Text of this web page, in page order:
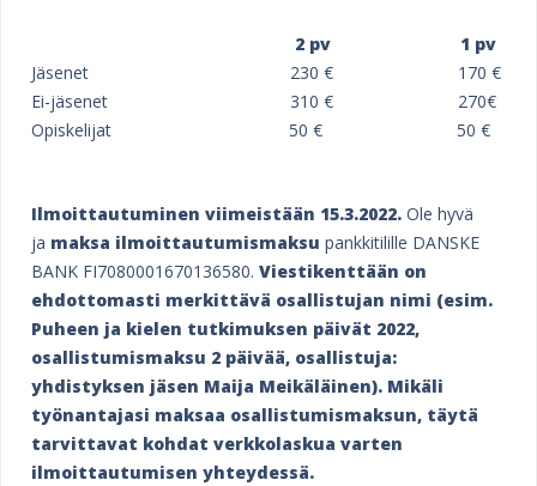
i
e
n
h
j
e
m
a
2 pv 1 pv
Jäsenet 230 € 170 €
Ei-jäsenet 310 € 270€
Opiskelijat 50 € 50 €
Ilmoittautuminen viimeistään 15.3.2022. Ole hyvä
ja maksa ilmoittautumismaksu pankkitilille DANSKE
BANK FI7080001670136580. Viestikenttään on
ehdottomasti merkittävä osallistujan nimi (esim.
Puheen ja kielen tutkimuksen päivät 2022,
osallistumismaksu 2 päivää, osallistuja:
yhdistyksen jäsen Maija Meikäläinen). Mikäli
työnantajasi maksaa osallistumismaksun, täytä
tarvittavat kohdat verkkolaskua varten
ilmoittautumisen yhteydessä.